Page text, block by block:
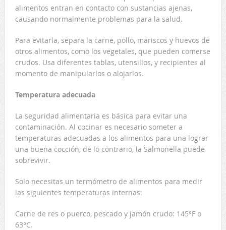
alimentos entran en contacto con sustancias ajenas,
causando normalmente problemas para la salud.
Para evitarla, separa la carne, pollo, mariscos y huevos de
otros alimentos, como los vegetales, que pueden comerse
crudos. Usa diferentes tablas, utensilios, y recipientes al
momento de manipularlos o alojarlos.
Temperatura adecuada
La seguridad alimentaria es básica para evitar una
contaminación. Al cocinar es necesario someter a
temperaturas adecuadas a los alimentos para una lograr
una buena cocción, de lo contrario, la Salmonella puede
sobrevivir.
Solo necesitas un termómetro de alimentos para medir
las siguientes temperaturas internas:
Carne de res o puerco, pescado y jamón crudo: 145°F o
63°C.